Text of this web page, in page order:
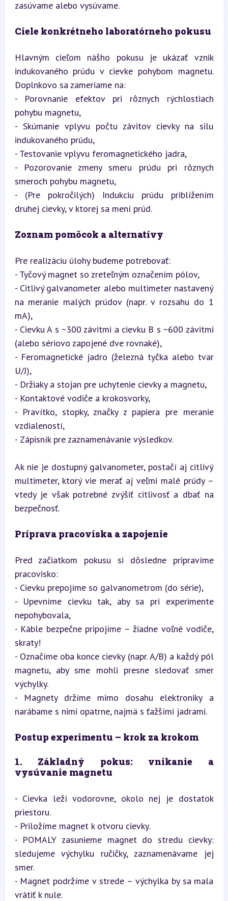
zasúvame alebo vysúvame.
Ciele konkrétneho laboratórneho pokusu
Hlavným cieľom nášho pokusu je ukázať vznik
indukovaného prúdu v cievke pohybom magnetu.
Doplnkovo sa zameriame na:
- Porovnanie efektov pri rôznych rýchlostiach
pohybu magnetu,
- Skúmanie vplyvu počtu závitov cievky na silu
indukovaného prúdu,
- Testovanie vplyvu feromagnetického jadra,
- Pozorovanie zmeny smeru prúdu pri rôznych
smeroch pohybu magnetu,
- (Pre pokročilých) Indukciu prúdu priblížením
druhej cievky, v ktorej sa mení prúd.
Zoznam pomôcok a alternatívy
Pre realizáciu úlohy budeme potrebovať:
- Tyčový magnet so zreteľným označením pólov,
- Citlivý galvanometer alebo multimeter nastavený
na meranie malých prúdov (napr. v rozsahu do 1
mA),
- Cievku A s ~300 závitmi a cievku B s ~600 závitmi
(alebo sériovo zapojené dve rovnaké),
- Feromagnetické jadro (železná tyčka alebo tvar
U/J),
- Držiaky a stojan pre uchytenie cievky a magnetu,
- Kontaktové vodiče a krokosvorky,
- Pravítko, stopky, značky z papiera pre meranie
vzdialeností,
- Zápisník pre zaznamenávanie výsledkov.
Ak nie je dostupný galvanometer, postačí aj citlivý
multimeter, ktorý vie merať aj veľmi malé prúdy –
vtedy je však potrebné zvýšiť citlivosť a dbať na
bezpečnosť.
Príprava pracoviska a zapojenie
Pred začiatkom pokusu si dôsledne pripravíme
pracovisko:
- Cievku prepojíme so galvanometrom (do série),
- Upevníme cievku tak, aby sa pri experimente
nepohybovala,
- Káble bezpečne pripojíme – žiadne voľné vodiče,
skraty!
- Označíme oba konce cievky (napr. A/B) a každý pól
magnetu, aby sme mohli presne sledovať smer
výchylky.
- Magnety držíme mimo dosahu elektroniky a
narábame s nimi opatrne, najmä s ťažšími jadrami.
Postup experimentu – krok za krokom
1. Základný pokus: vnikanie a
vysúvanie magnetu
- Cievka leží vodorovne, okolo nej je dostatok
priestoru.
- Priložíme magnet k otvoru cievky.
- POMALY zasunieme magnet do stredu cievky:
sledujeme výchylku ručičky, zaznamenávame jej
smer.
- Magnet podržíme v strede – výchylka by sa mala
vrátiť k nule.